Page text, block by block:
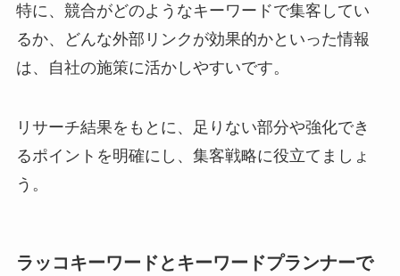
特に、競合がどのようなキーワードで集客してい
るか、どんな外部リンクが効果的かといった情報
は、自社の施策に活かしやすいです。
リサーチ結果をもとに、足りない部分や強化でき
るポイントを明確にし、集客戦略に役立てましょ
う。
ラッコキーワードとキーワードプランナーで